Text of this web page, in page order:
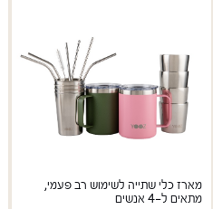
מארז כלי שתייה לשימוש רב פעמי,
מתאים ל-4 אנשים